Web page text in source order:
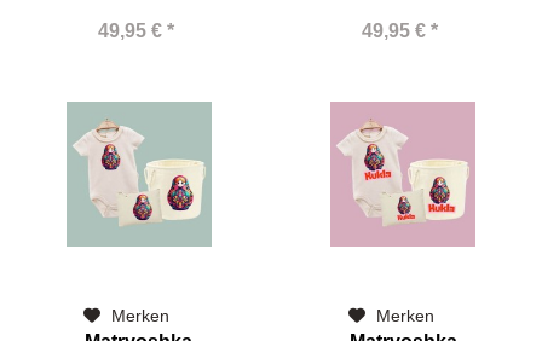
49,95 € * 49,95 € *
Merken Merken